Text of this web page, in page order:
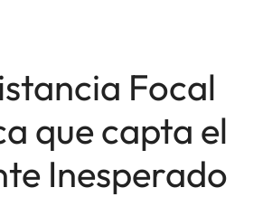
Focal
que capta el
Inesperado